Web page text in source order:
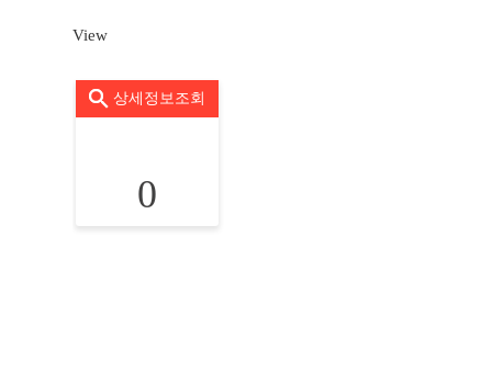
View
상세정보조회
0